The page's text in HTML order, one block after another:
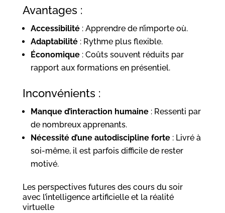
Avantages :
Accessibilité: Apprendre de n’importe où.
Adaptabilité: Rythme plus flexible.
Économique: Coûts souvent réduits par
rapport aux formations en présentiel.
Inconvénients :
Manque d’interaction humaine: Ressenti par
de nombreux apprenants.
Nécessité d’une autodiscipline forte: Livré à
soi-même, il est parfois difficile de rester
motivé.
Les perspectives futures des cours du soir
avec l’intelligence artificielle et la réalité
virtuelle